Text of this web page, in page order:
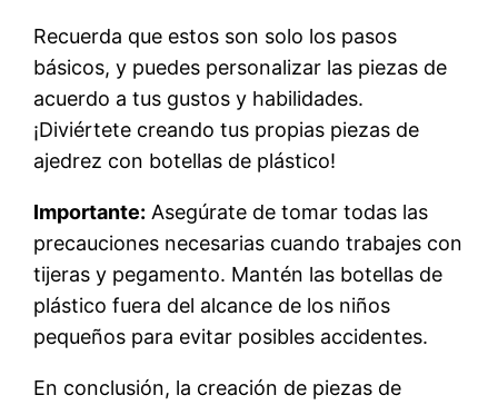
Recuerda que estos son solo los pasos
básicos, y puedes personalizar las piezas de
acuerdo a tus gustos y habilidades.
¡Diviértete creando tus propias piezas de
ajedrez con botellas de plástico!
Importante: Asegúrate de tomar todas las
precauciones necesarias cuando trabajes con
tijeras y pegamento. Mantén las botellas de
plástico fuera del alcance de los niños
pequeños para evitar posibles accidentes.
En conclusión, la creación de piezas de